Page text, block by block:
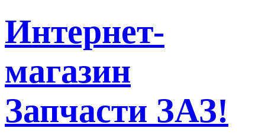
Интернет-
магазин
Запчасти ЗАЗ!